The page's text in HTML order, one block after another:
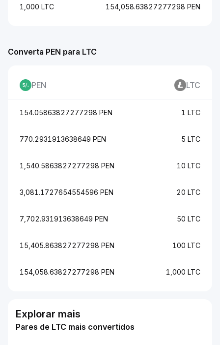
1,000 LTC 154,058.63827277298 PEN
Converta PEN para LTC
PEN LTC
154.05863827277298 PEN 1 LTC
770.2931913638649 PEN 5 LTC
1,540.5863827277298 PEN 10 LTC
3,081.1727654554596 PEN 20 LTC
7,702.931913638649 PEN 50 LTC
15,405.863827277298 PEN 100 LTC
154,058.63827277298 PEN 1,000 LTC
Explorar mais
Pares de LTC mais convertidos